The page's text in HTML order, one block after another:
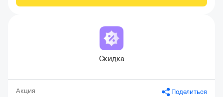
Скидка
Акция Поделиться